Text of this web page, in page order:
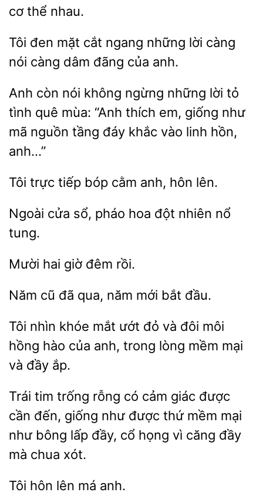
cơ thể nhau.
Tôi đen mặt ngang những
càng
càng dâm đãng của anh.
Anh còn nói không ngừng những lời tỏ
tình quê
“Anh
giống như
mã nguồn tầng đáy khắc vào linh hồn,
anh…”
Tôi trực tiếp cằm hôn
Ngoài sổ,
đột nhiên nổ
tung.
Mười hai
Năm đã qua, năm bắt
Tôi nhìn mắt ướt đỏ và
môi
hồng
của anh, trong lòng mềm mại
và đầy ắp.
Trái tim trống rỗng cảm
được
cần đến, giống
được thứ mềm mại
như bông lấp đầy, cổ họng vì căng đầy
mà chua xót.
hôn má